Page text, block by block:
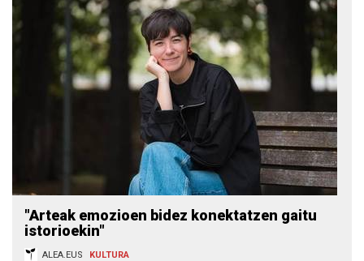
"Arteak emozioen bidez konektatzen gaitu
istorioekin"
ALEA.EUS KULTURA